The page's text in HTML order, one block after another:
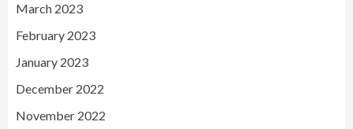
March 2023
February 2023
January 2023
December 2022
November 2022